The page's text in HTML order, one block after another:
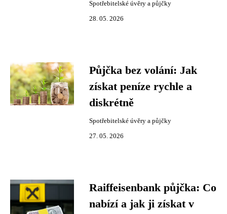
Spotřebitelské úvěry a půjčky
28. 05. 2026
Půjčka bez volání: Jak
získat peníze rychle a
diskrétně
Spotřebitelské úvěry a půjčky
27. 05. 2026
Raiffeisenbank půjčka: Co
nabízí a jak ji získat v